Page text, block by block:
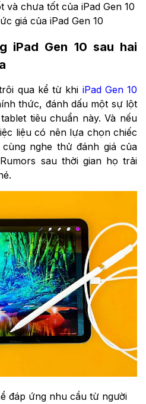
và chưa tốt của iPad Gen 10
giá của iPad Gen 10
iPad Gen 10 sau hai
qua kể từ khi iPad Gen 10
thức, đánh dấu một sự lột
tiêu chuẩn này. Và nếu
liệu có nên lựa chọn chiếc
nghe thử đánh giá của
sau thời gian họ trải
đáp ứng nhu cầu từ người